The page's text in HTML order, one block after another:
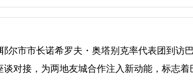
政府信息公开年报
尔市市长诺希罗夫・奥塔别克率代表团到访
对接，为两地友城合作注入新动能，标志